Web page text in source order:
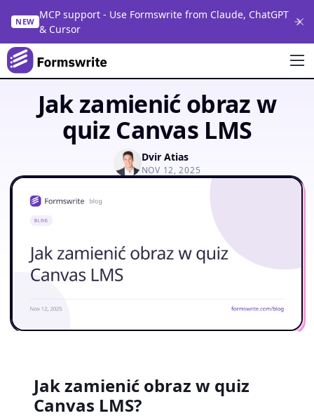
NEW
MCP support - Use Formswrite from Claude, ChatGPT
& Cursor
Jak zamienić obraz w
quiz Canvas LMS
Dvir Atias
NOV 12, 2025
Jak zamienić obraz w quiz
Canvas LMS?